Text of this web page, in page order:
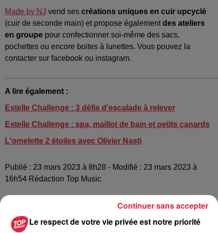
Made by NJ vend ses créations uniques en cuir upcyclé
(cuir de seconde main) et propose égalementdes ateliers
en groupe pour confectionner soi-même des sacs,
pochettes ou encore boites à lunettes. Vous pouvez la
contacter sur facebook ou instagram.
A lire également :
Estelle Challenge : 3 défis d'escalade à relever
Estelle Challenge : spa, maillot de bain et petits canards
L'omelette 2 étoiles avec Olivier Nasti
Publié : 23 mars 2023 à 8h28 - Modifié : 23 mars 2023 à
16h54 Rédaction Top Music
Le respect de votre vie privée est notre priorité
Continuer sans accepter